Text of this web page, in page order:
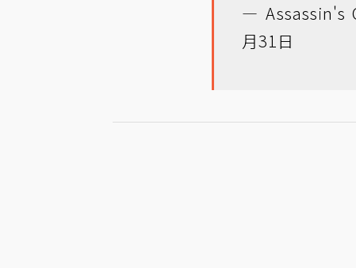
— Assassin's
月31日